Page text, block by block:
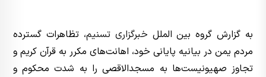
به گزارش گروه بین الملل خبرگزاری تسنیم، تظاهرات گسترده
مردم یمن در بیانیه پایانی خود، اهانت‌های مکرر به قرآن کریم و
تجاوز صهیونیست‌ها به مسجدالاقصی را به شدت محکوم و